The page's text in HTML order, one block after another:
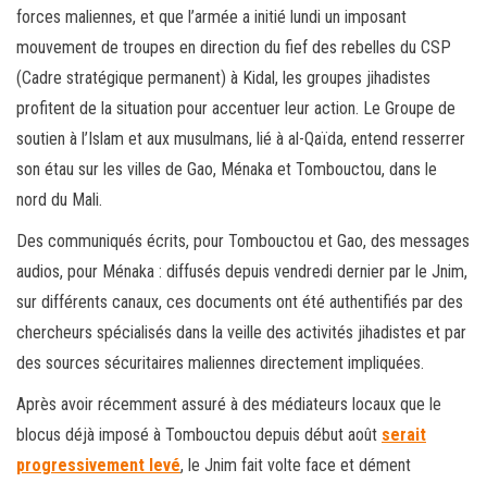
forces maliennes, et que l’armée a initié lundi un imposant
mouvement de troupes en direction du fief des rebelles du CSP
(Cadre stratégique permanent) à Kidal, les groupes jihadistes
profitent de la situation pour accentuer leur action. Le Groupe de
soutien à l’Islam et aux musulmans, lié à al-Qaïda, entend resserrer
son étau sur les villes de Gao, Ménaka et Tombouctou, dans le
nord du Mali.
Des communiqués écrits, pour Tombouctou et Gao, des messages
audios, pour Ménaka : diffusés depuis vendredi dernier par le Jnim,
sur différents canaux, ces documents ont été authentifiés par des
chercheurs spécialisés dans la veille des activités jihadistes et par
des sources sécuritaires maliennes directement impliquées.
Après avoir récemment assuré à des médiateurs locaux que le
blocus déjà imposé à Tombouctou depuis début août serait
progressivement levé, le Jnim fait volte face et dément